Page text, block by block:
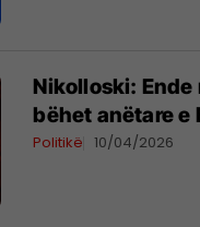
Nikolloski:
bëhet anëtare e
Politikë 10/04/2026